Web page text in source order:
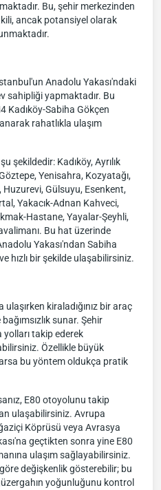
Bu, şehir merkezinden
ancak potansiyel olarak
Anadolu Yakası'ndaki
sahipliği yapmaktadır. Bu
Kadıköy-Sabiha Gökçen
rahatlıkla ulaşım
şekildedir: Kadıköy, Ayrılık
Yenisahra, Kozyatağı,
Huzurevi, Gülsuyu, Esenkent,
Yakacık-Adnan Kahveci,
Hastane, Yayalar-Şeyhli,
Bu hat üzerinde
Yakası'ndan Sabiha
hızlı bir şekilde ulaşabilirsiniz.
kiraladığınız bir araç
sunar. Şehir
takip ederek
Özellikle büyük
bu yöntem oldukça pratik
E80 otoyolunu takip
ulaşabilirsiniz. Avrupa
Köprüsü veya Avrasya
geçtikten sonra yine E80
ulaşım sağlayabilirsiniz.
değişkenlik gösterebilir; bu
yoğunluğunu kontrol